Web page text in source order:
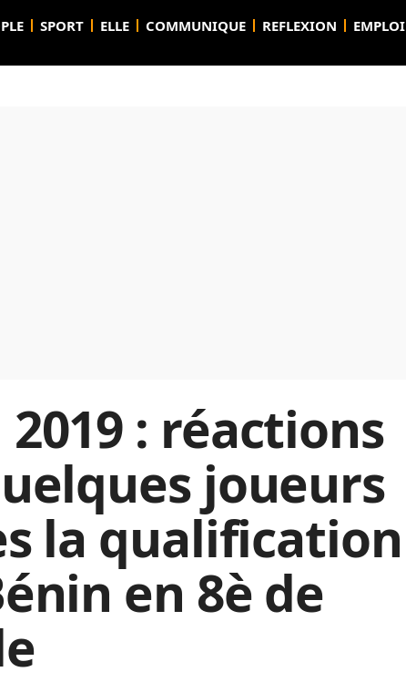
SPORT ELLE COMMUNIQUE REFLEXION EMPLOI
2019 : réactions
joueurs
la qualification
en 8è de